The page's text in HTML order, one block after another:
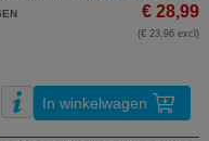
€ 28,99
(€ 23,96 excl)
In winkelwagen